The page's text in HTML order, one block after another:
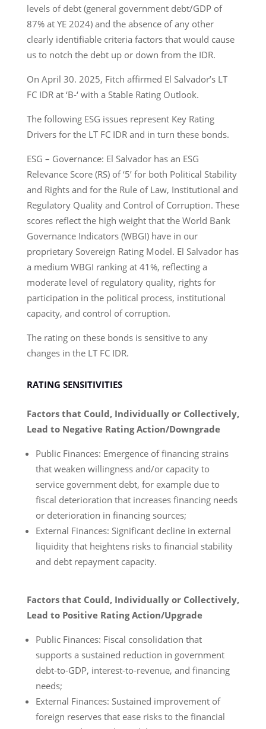
levels of debt (general government debt/GDP of
87% at YE 2024) and the absence of any other
clearly identifiable criteria factors that would cause
us to notch the debt up or down from the IDR.
On April 30. 2025, Fitch affirmed El Salvador’s LT
FC IDR at ‘B-‘ with a Stable Rating Outlook.
The following ESG issues represent Key Rating
Drivers for the LT FC IDR and in turn these bonds.
ESG – Governance: El Salvador has an ESG
Relevance Score (RS) of ‘5’ for both Political Stability
and Rights and for the Rule of Law, Institutional and
Regulatory Quality and Control of Corruption. These
scores reflect the high weight that the World Bank
Governance Indicators (WBGI) have in our
proprietary Sovereign Rating Model. El Salvador has
a medium WBGI ranking at 41%, reflecting a
moderate level of regulatory quality, rights for
participation in the political process, institutional
capacity, and control of corruption.
The rating on these bonds is sensitive to any
changes in the LT FC IDR.
RATING SENSITIVITIES
Factors that Could, Individually or Collectively,
Lead to Negative Rating Action/Downgrade
Public Finances: Emergence of financing strains
that weaken willingness and/or capacity to
service government debt, for example due to
fiscal deterioration that increases financing needs
or deterioration in financing sources;
External Finances: Significant decline in external
liquidity that heightens risks to financial stability
and debt repayment capacity.
Factors that Could, Individually or Collectively,
Lead to Positive Rating Action/Upgrade
Public Finances: Fiscal consolidation that
supports a sustained reduction in government
debt-to-GDP, interest-to-revenue, and financing
needs;
External Finances: Sustained improvement of
foreign reserves that ease risks to the financial